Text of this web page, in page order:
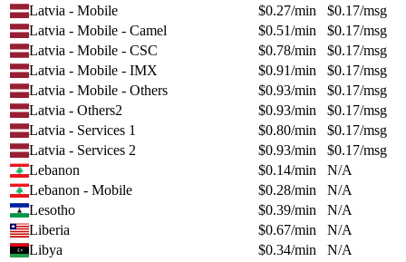
Latvia - Mobile
$0.27/min $0.17/msg
Latvia - Mobile - Camel
$0.51/min $0.17/msg
Latvia - Mobile - CSC
$0.78/min $0.17/msg
Latvia - Mobile - IMX
$0.91/min $0.17/msg
Latvia - Mobile - Others
$0.93/min $0.17/msg
Latvia - Others2
$0.93/min $0.17/msg
Latvia - Services 1
$0.80/min $0.17/msg
Latvia - Services 2
$0.93/min $0.17/msg
Lebanon
$0.14/min
N/A
Lebanon - Mobile
$0.28/min
N/A
Lesotho
$0.39/min
N/A
Liberia
$0.67/min
N/A
Libya
$0.34/min
N/A